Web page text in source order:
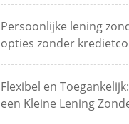
Persoonlijke lening
opties zonder
Flexibel en
een Kleine Lening